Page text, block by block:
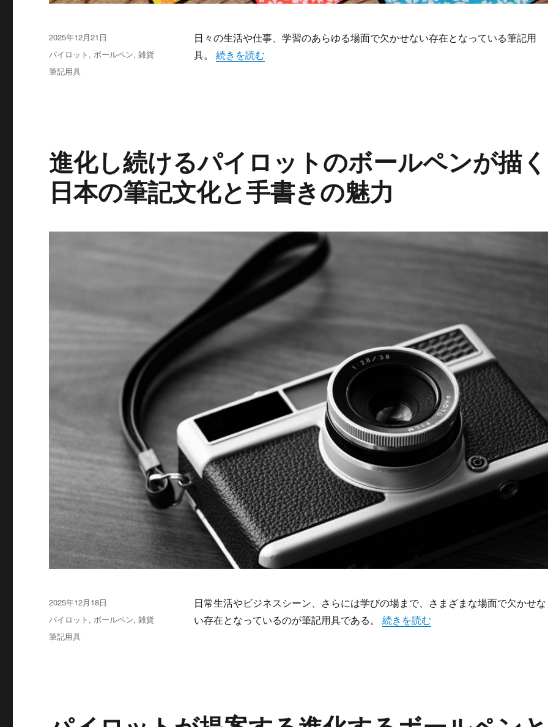
日々の生活や仕事、学習のあらゆる場面で欠かせない存在となっている筆記用
具。 “パイロットが拓くボールペン進化論日常を彩る筆記用具の魅力と選択の楽
続きを読む
投
稿
2025年12月21日
カ
テ
ゴ
パイロット ,ボールペン,雑貨
タ
筆記用具
進化し続けるパイロットのボールペンが描く
日本の筆記文化と手書きの魅力
日常生活やビジネスシーン、さらには学びの場まで、さまざまな場面で欠かせな
い存在となっているのが筆記用具である。 “進化し続けるパイロットのボール
続きを読む
投
稿
2025年12月18日
カ
テ
ゴ
パイロット ,ボールペン,雑貨
タ
筆記用具